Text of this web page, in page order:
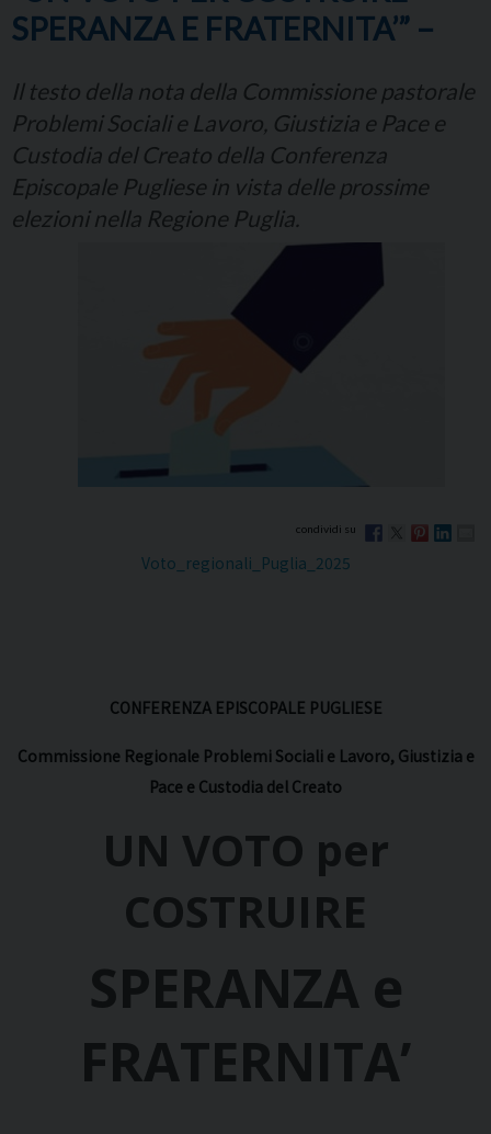
SPERANZA E FRATERNITA’” –
Il testo della nota della Commissione pastorale
Problemi Sociali e Lavoro, Giustizia e Pace e
Custodia del Creato della Conferenza
Episcopale Pugliese in vista delle prossime
elezioni nella Regione Puglia.
Voto_regionali_Puglia_2025
CONFERENZA EPISCOPALE PUGLIESE
Commissione Regionale Problemi Sociali e Lavoro, Giustizia e
Pace e Custodia del Creato
UN VOTO per
COSTRUIRE
SPERANZA e
FRATERNITA’